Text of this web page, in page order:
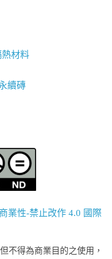
材料
續磚
業性-禁止改作 4.0 國際
不得為商業目的之使用，